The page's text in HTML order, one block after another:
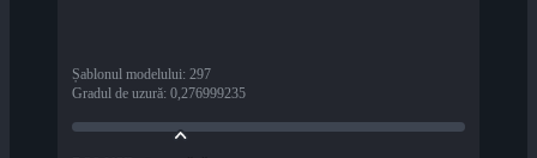
Șablonul modelului: 297
Gradul de uzură: 0,276999235